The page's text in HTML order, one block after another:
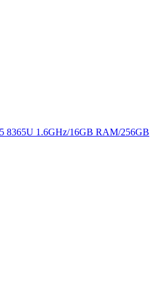
8365U 1.6GHz/16GB RAM/256GB